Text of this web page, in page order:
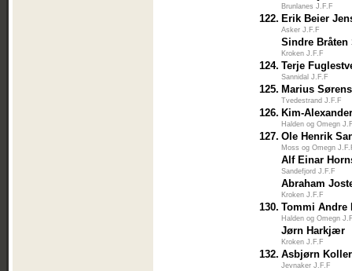
Brunlanes J.F.F
122. Erik Beier
Asker J.F.F
Sindre
Kroken J.F.F
124. Terje
Sannidal J.F.F
125. Marius
Tvedestrand J.F.F
126. Kim-
Halden og Omegn
127. Ole Henrik
Moss og Omegn
Alf Einar
Sandefjord J.F.F
Abraham
Kroken J.F.F
130. Tommi Andre
Halden og Omegn
Jørn Harkjær
Kroken J.F.F
132. Asbjørn Koller
Jevnaker J.F.F